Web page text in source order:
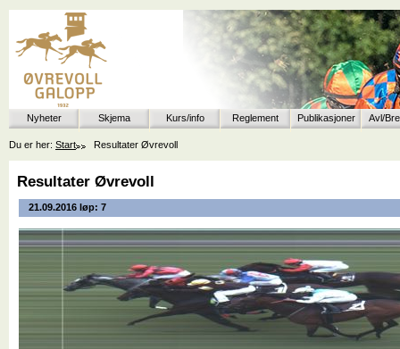
Nyheter Skjema Kurs/info Reglement Publikasjoner Avl/
Du er her: Start Resultater Øvrevoll
Resultater Øvrevoll
21.09.2016 løp: 7